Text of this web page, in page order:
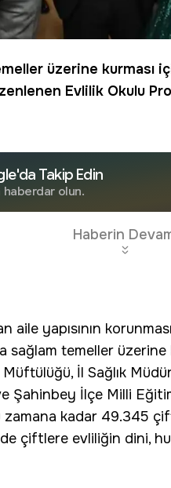
üzerine kurması
Evlilik Okulu
Takip Edin
haberdar olun.
Haberin
aile yapısının
sağlam temeller
Müftülüğü, İl Sağlık
Şahinbey İlçe Milli
kadar 49.345
çiftlere evliliğin dini,